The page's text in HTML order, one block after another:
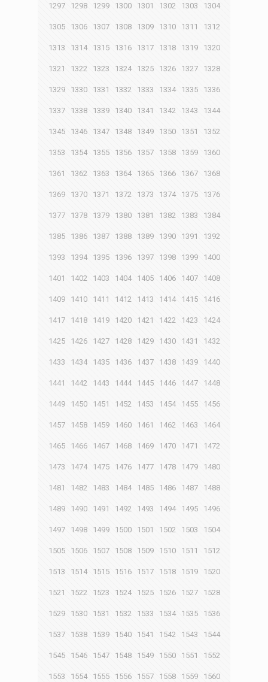
1297 1298 1299 1300 1301 1302 1303 1304
1305 1306 1307 1308 1309 1310 1311 1312
1313 1314 1315 1316 1317 1318 1319 1320
1321 1322 1323 1324 1325 1326 1327 1328
1329 1330 1331 1332 1333 1334 1335 1336
1337 1338 1339 1340 1341 1342 1343 1344
1345 1346 1347 1348 1349 1350 1351 1352
1353 1354 1355 1356 1357 1358 1359 1360
1361 1362 1363 1364 1365 1366 1367 1368
1369 1370 1371 1372 1373 1374 1375 1376
1377 1378 1379 1380 1381 1382 1383 1384
1385 1386 1387 1388 1389 1390 1391 1392
1393 1394 1395 1396 1397 1398 1399 1400
1401 1402 1403 1404 1405 1406 1407 1408
1409 1410 1411 1412 1413 1414 1415 1416
1417 1418 1419 1420 1421 1422 1423 1424
1425 1426 1427 1428 1429 1430 1431 1432
1433 1434 1435 1436 1437 1438 1439 1440
1441 1442 1443 1444 1445 1446 1447 1448
1449 1450 1451 1452 1453 1454 1455 1456
1457 1458 1459 1460 1461 1462 1463 1464
1465 1466 1467 1468 1469 1470 1471 1472
1473 1474 1475 1476 1477 1478 1479 1480
1481 1482 1483 1484 1485 1486 1487 1488
1489 1490 1491 1492 1493 1494 1495 1496
1497 1498 1499 1500 1501 1502 1503 1504
1505 1506 1507 1508 1509 1510 1511 1512
1513 1514 1515 1516 1517 1518 1519 1520
1521 1522 1523 1524 1525 1526 1527 1528
1529 1530 1531 1532 1533 1534 1535 1536
1537 1538 1539 1540 1541 1542 1543 1544
1545 1546 1547 1548 1549 1550 1551 1552
1553 1554 1555 1556 1557 1558 1559 1560